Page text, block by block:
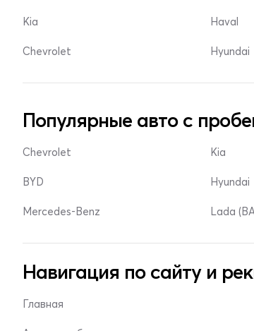
Kia
Chevrolet
Haval
Hyundai
Популярные авто с
Chevrolet
BYD
Mercedes-Benz
Kia
Hyundai
Lada
Навигация по сайту и
Главная